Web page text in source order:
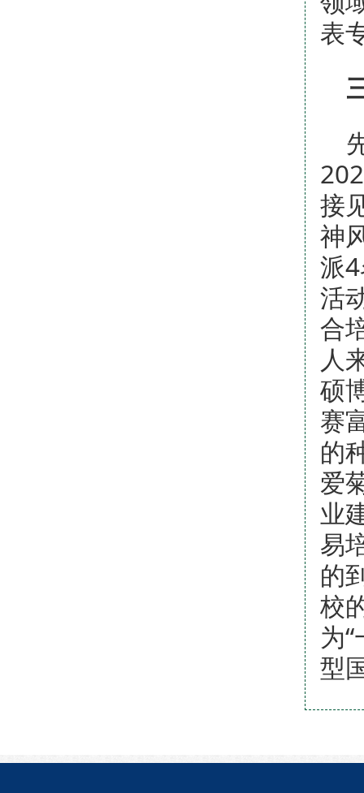
表
接
神
派
活
合
人
硕
赛
的
爱
业
易
的
校
为
型